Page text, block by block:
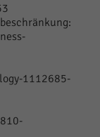
1112685-